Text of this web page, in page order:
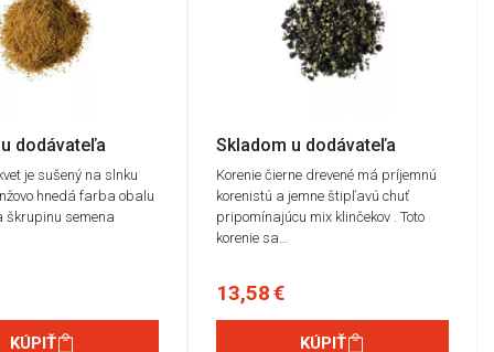
dodávateľa
je sušený na slnku
hnedá farba obalu
škrupinu semena
KÚPIŤ
Skladom u dodávateľa
Korenie čierne drevené má príjemnú
korenistú a jemne štipľavú chuť
pripomínajúcu mix klinčekov . Toto
korenie sa…
13,58 €
KÚPIŤ